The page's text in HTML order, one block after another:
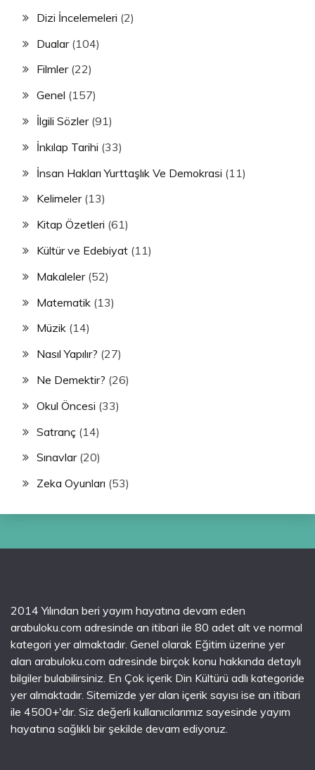
Dizi İncelemeleri (2)
Dualar(104)
Filmler(22)
Genel (157)
İlgili Sözler(91)
İnkılap Tarihi (33)
İnsan Hakları Yurttaşlık Ve Demokrasi (11)
Kelimeler(13)
Kitap Özetleri (61)
Kültür ve Edebiyat (11)
Makaleler(52)
Matematik (13)
Müzik (14)
Nasıl Yapılır? (27)
Ne Demektir? (26)
Okul Öncesi (33)
Satranç (14)
Sınavlar(20)
Zeka Oyunları (53)
2014 Yılından beri yayım hayatına devam eden
arabuloku.com adresinde an itibari ile 80 adet alt ve normal
kategori yer almaktadır. Genel olarak Eğitim üzerine yer
alan arabuloku.com adresinde birçok konu hakkında detaylı
bilgiler bulabilirsiniz. En Çok içerik Din Kültürü adlı kategoride
yer almaktadır. Sitemizde yer alan içerik sayısı ise an itibari
ile 4500+'dır. Siz değerli kullanıcılarımız sayesinde yayım
hayatına sağlıklı bir şekilde devam ediyoruz.